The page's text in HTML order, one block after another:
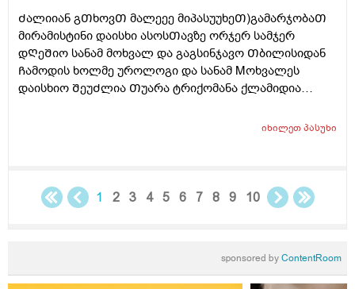
Ძალიიან გᲗხოვᲗ მალეეე მიპასუუხეᲗ)გამარჯობაᲗ
მირამისტინი დაისხი ასოსᲗავზე ორჯერ სამჯერ
დᲦეᲨიო სანამ მოხვალ და გაგსინჯავო Თბილისიდან
Ჩამოდის ხოლმე უროლოგი და სანამ Mოხვალეს
დაისხიო ᲨეუᲫლია Თუარა ტრიქომანა ქლამიდია
ნაცხის ანალიზს რო გავიკეᲗებ არ გამოᲩნდეს? მეორე
ᲗიᲗქოს ეს დᲦეა ისე აგარ მომენტებᲨი
წამომტკივდება წამიერად ხოლმე ერᲗიისაა რო ანუ
დᲦის განმავლობაᲨი რო 2ლიტრა არ დამელია
წყალიდა დამელია 1ლიტრამდე რავი Ჩვეულებრივ
იხილეთპასუხი
1 2 3 4 5 6 7 8 9 10
sponsored byContentRoom